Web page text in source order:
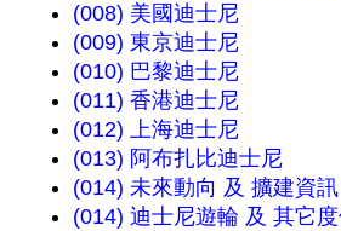
(008) 美國迪士尼
(009) 東京迪士尼
(010) 巴黎迪士尼
(011) 香港迪士尼
(012) 上海迪士尼
(013) 阿布扎比迪士尼
(014) 未來動向 及 擴建資訊
(014) 迪士尼遊輪 及 其它度